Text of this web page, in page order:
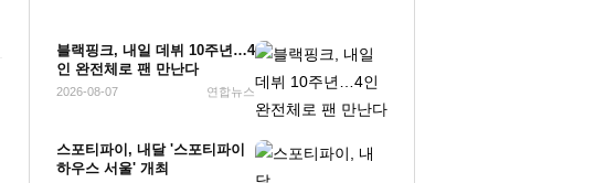
블랙핑크, 내일 데뷔 10주년…4
인 완전체로 팬 만난다
2026-08-07 연합뉴스
스포티파이, 내달 '스포티파이
하우스 서울' 개최